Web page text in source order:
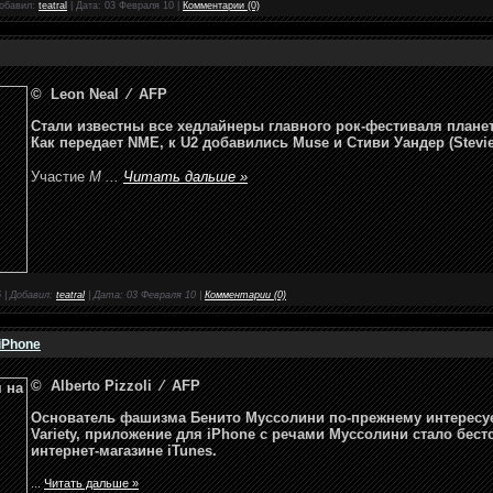
teatral Дата: 03 Февраля 10 Комментарии (0)
© Leon Neal ⁄ AFP
Стали известны все хедлайнеры главного рок-фестиваля
Как передает NME, к U2 добавились Muse и Стиви Уандер
УчастиеM...Читать дальше »
|Добавил: teatral |Дата: 03 Февраля 10 Комментарии (0)
© Alberto Pizzoli ⁄ AFP
Основатель фашизма Бенито Муссолини по-прежнему
Variety, приложение для iPhone с речами Муссолини стало
интернет-магазине iTunes.
...Читать дальше »